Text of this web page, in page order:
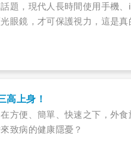
題，現代人長時間使用手機
眼鏡，才可保護視力，這是真
高上身！
方便、簡單、快速之下，外
致病的健康隱憂？